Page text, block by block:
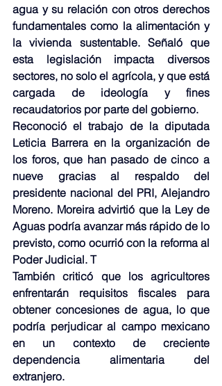
agua y su relación con otros derechos
fundamentales como la alimentación y
la vivienda sustentable. Señaló que
esta legislación impacta diversos
sectores, no solo el agrícola, y que está
cargada de ideología y fines
recaudatorios por parte del gobierno.
Reconoció el trabajo de la diputada
Leticia Barrera en la organización de
los foros, que han pasado de cinco a
nueve gracias al respaldo del
presidente nacional del PRI, Alejandro
Moreno. Moreira advirtió que la Ley de
Aguas podría avanzar más rápido de lo
previsto, como ocurrió con la reforma al
Poder Judicial. T
También criticó que los agricultores
enfrentarán requisitos fiscales para
obtener concesiones de agua, lo que
podría perjudicar al campo mexicano
en un contexto de creciente
dependencia alimentaria del
extranjero.